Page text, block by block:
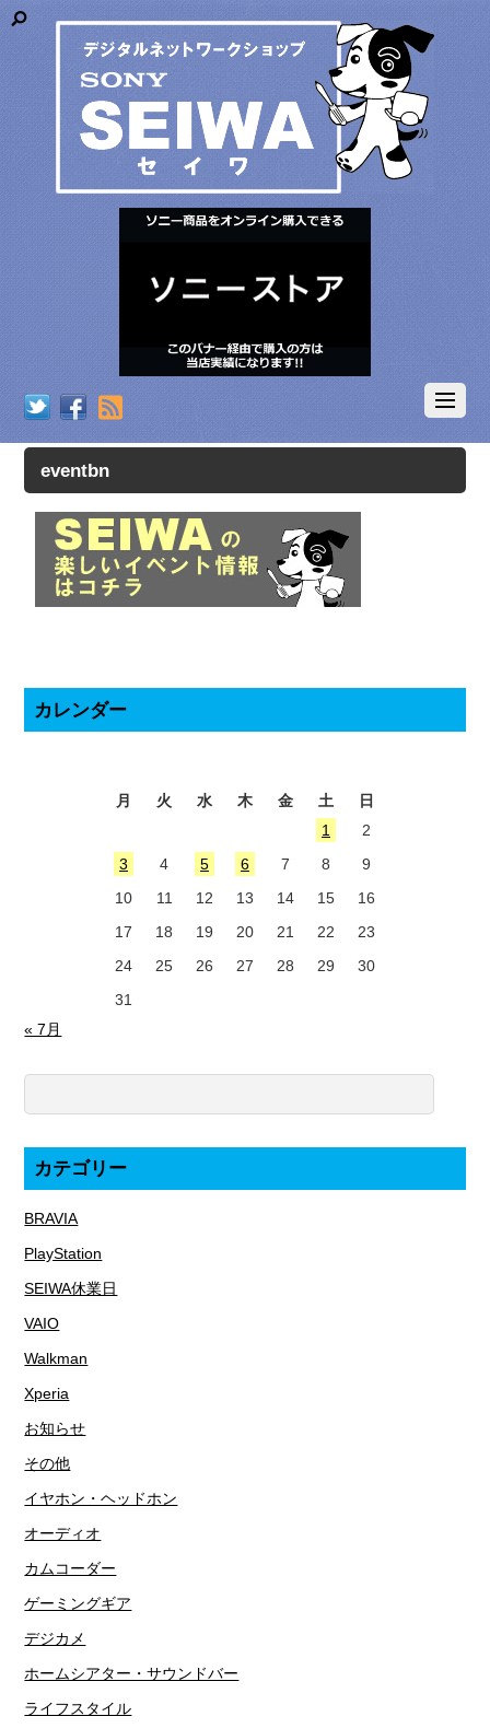
eventbn
カレンダー
月 火 水 木 金 土
日
1
2
3
4 5 6 7 8
9
10
11 12 13 14 15
16
17
18 19 20 21 22
23
24
25 26 27 28 29
30
31
« 7月
カテゴリー
BRAVIA
PlayStation
SEIWA休業日
VAIO
Walkman
Xperia
お知らせ
その他
イヤホン・ヘッドホン
オーディオ
カムコーダー
ゲーミングギア
デジカメ
ホームシアター・サウンドバー
ライフスタイル